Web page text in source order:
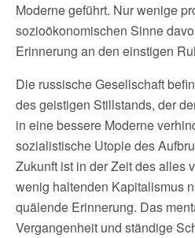
Moderne geführt. Nur wenige
sozioökonomischen Sinne
Erinnerung an den einstigen
Die russische Gesellschaft
des geistigen Stillstands, der
in eine bessere Moderne
sozialistische Utopie des
Zukunft ist in der Zeit des alles
wenig haltenden Kapitalismus
quälende Erinnerung. Das
Vergangenheit und ständige